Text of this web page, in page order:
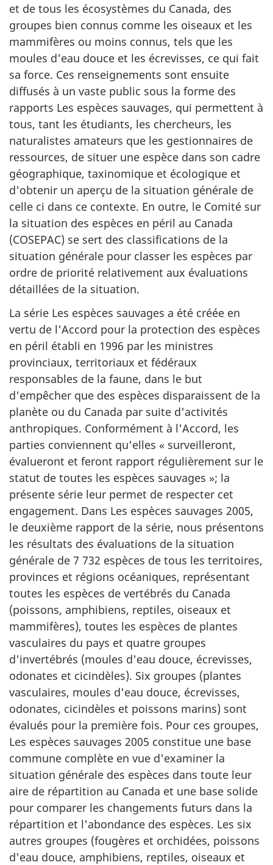
et de tous les écosystèmes du Canada, des
groupes bien connus comme les oiseaux et les
mammifères ou moins connus, tels que les
moules d'eau douce et les écrevisses, ce qui fait
sa force. Ces renseignements sont ensuite
diffusés à un vaste public sous la forme des
rapports Les espèces sauvages, qui permettent à
tous, tant les étudiants, les chercheurs, les
naturalistes amateurs que les gestionnaires de
ressources, de situer une espèce dans son cadre
géographique, taxinomique et écologique et
d'obtenir un aperçu de la situation générale de
celle ci dans ce contexte. En outre, le Comité sur
la situation des espèces en péril au Canada
(COSEPAC) se sert des classifications de la
situation générale pour classer les espèces par
ordre de priorité relativement aux évaluations
détaillées de la situation.
La série Les espèces sauvages a été créée en
vertu de l'Accord pour la protection des espèces
en péril établi en 1996 par les ministres
provinciaux, territoriaux et fédéraux
responsables de la faune, dans le but
d'empêcher que des espèces disparaissent de la
planète ou du Canada par suite d'activités
anthropiques. Conformément à l'Accord, les
parties conviennent qu'elles « surveilleront,
évalueront et feront rapport régulièrement sur le
statut de toutes les espèces sauvages »; la
présente série leur permet de respecter cet
engagement. Dans Les espèces sauvages 2005,
le deuxième rapport de la série, nous présentons
les résultats des évaluations de la situation
générale de 7 732 espèces de tous les territoires,
provinces et régions océaniques, représentant
toutes les espèces de vertébrés du Canada
(poissons, amphibiens, reptiles, oiseaux et
mammifères), toutes les espèces de plantes
vasculaires du pays et quatre groupes
d'invertébrés (moules d'eau douce, écrevisses,
odonates et cicindèles). Six groupes (plantes
vasculaires, moules d'eau douce, écrevisses,
odonates, cicindèles et poissons marins) sont
évalués pour la première fois. Pour ces groupes,
Les espèces sauvages 2005 constitue une base
commune complète en vue d'examiner la
situation générale des espèces dans toute leur
aire de répartition au Canada et une base solide
pour comparer les changements futurs dans la
répartition et l'abondance des espèces. Les six
autres groupes (fougères et orchidées, poissons
d'eau douce, amphibiens, reptiles, oiseaux et